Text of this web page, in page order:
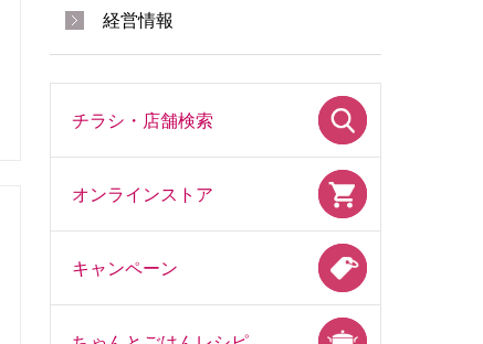
経営情報
チラシ・店舗検索
オンラインストア
キャンペーン